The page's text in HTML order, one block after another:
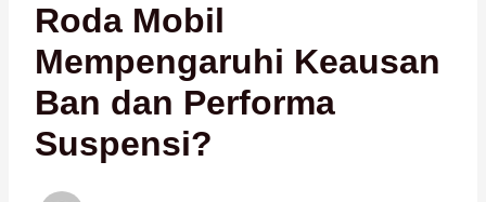
Roda Mobil
Mempengaruhi Keausan
Ban dan Performa
Suspensi?